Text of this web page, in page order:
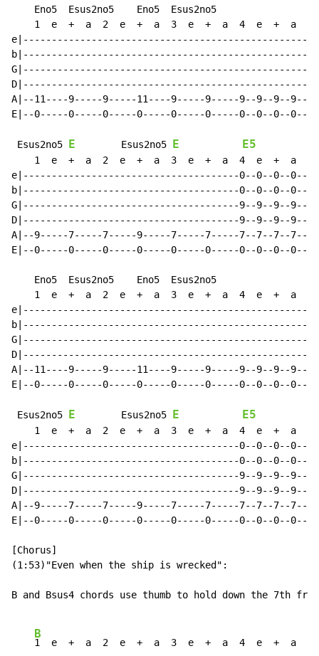
Eno5  Esus2no5    Eno5  Esus2no5
1  e  +  a  2  e  +  a  3  e  +  a  4  e  +  a
A|--11----9-----9-----11----9-----9-----9--9--9--9--
E|--0-----0-----0-----0-----0-----0-----0--0--0--
Esus2no5 E
        Esus2no5
E E5
1  e  +  a  2  e  +  a  3  e  +  a  4  e  +  a
e|--------------------------------------0--0--0--
b|--------------------------------------0--0--0--
G|--------------------------------------9--9--9--
D|--------------------------------------9--9--9--
A|--9-----7-----7-----9-----7-----7-----7--7--7--7--
E|--0-----0-----0-----0-----0-----0-----0--0--0--0--
Eno5  Esus2no5    Eno5  Esus2no5
1  e  +  a  2  e  +  a  3  e  +  a  4  e  +  a
A|--11----9-----9-----11----9-----9-----9--9--9--9--
E|--0-----0-----0-----0-----0-----0-----0--0--0--
Esus2no5 E
        Esus2no5
E E5
1  e  +  a  2  e  +  a  3  e  +  a  4  e  +  a
e|--------------------------------------0--0--0--
b|--------------------------------------0--0--0--
G|--------------------------------------9--9--9--
D|--------------------------------------9--9--9--
A|--9-----7-----7-----9-----7-----7-----7--7--7--7--
E|--0-----0-----0-----0-----0-----0-----0--0--0--0--
[Chorus]
(1:53)"Even when the ship is wrecked":
B and Bsus4 chords use thumb to hold down the 7th
B
1  e  +  a  2  e  +  a  3  e  +  a  4  e  +  a